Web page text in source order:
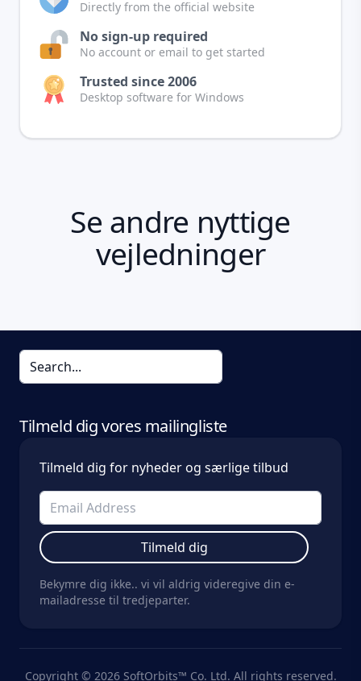
Directly from the official website
No sign-up required
No account or email to get started
Trusted since 2006
Desktop software for Windows
Se andre nyttige
vejledninger
Tilmeld dig vores mailingliste
Tilmeld dig for nyheder og særlige tilbud
Tilmeld dig
Bekymre dig ikke.. vi vil aldrig videregive din e-
mailadresse til tredjeparter.
Copyright © 2026 SoftOrbits™ Co. Ltd. All rights reserved.